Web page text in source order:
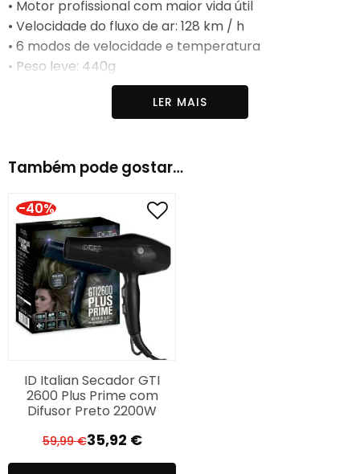
• Motor profissional com maior vida útil
• Velocidade do fluxo de ar: 128 km / h
• 6 modos de velocidade e temperatura
• Peso leve: 440g
• Cabo de alimentação: 2.7m
• Gancho para pendurarLER MAIS
Também pode gostar…
-40%
ID Italian Secador GTI
2600 Plus Prime com
Difusor Preto 2200W
59,99€ O
preço
35,92 €
O
preço